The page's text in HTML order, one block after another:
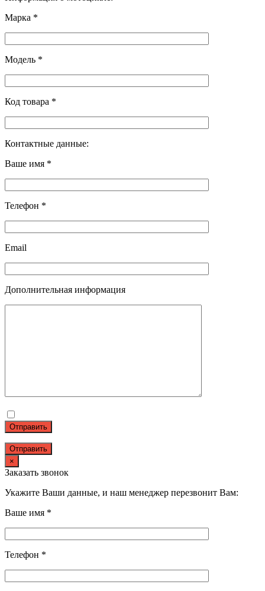
Марка *
Модель *
Код товара *
Контактные данные:
Ваше имя *
Телефон *
Email
Дополнительная информация
Отправить
×
Заказать звонок
Укажите Ваши данные, и наш менеджер перезвонит Вам:
Ваше имя *
Телефон *